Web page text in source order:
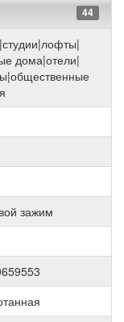
44
дома|отели|
зажим